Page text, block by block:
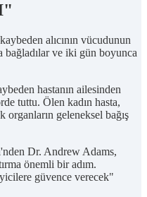
alıcının vücudunun
bağladılar ve iki gün boyunca
hastanın ailesinden
tuttu. Ölen kadın hasta,
organların geleneksel bağış
Dr. Andrew Adams,
önemli bir adım.
güvence verecek"